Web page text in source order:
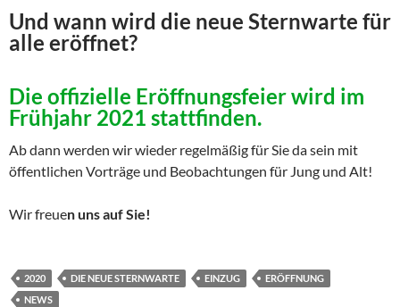
Und wann wird die neue Sternwarte für
alle eröffnet?
Die offizielle Eröffnungsfeier wird im
Frühjahr 2021 stattfinden.
Ab dann werden wir wieder regelmäßig für Sie da sein mit
öffentlichen Vorträge und Beobachtungen für Jung und Alt!
Wir freuen uns auf Sie!
2020 DIE NEUE STERNWARTE EINZUG
ERÖFFNUNG
NEWS